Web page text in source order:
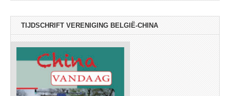
TIJDSCHRIFT VERENIGING BELGIË-CHINA